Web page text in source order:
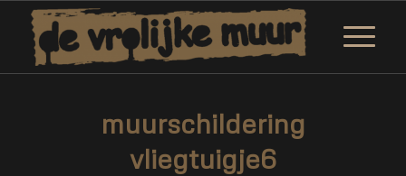
muurschildering
vliegtuigje6